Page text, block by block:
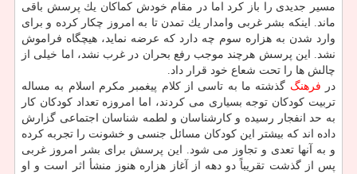
مسیر جدیدی را باز كرد اما در مقام خودش كماكان یك پرسش باقی
ماند. اینكه بشر غربی وامدار یك تمدن تا به امروز چكار كرده و برای
وارد شدن به هزاره سوم چه دارد كه عرضه نماید، هیچگاه فراموش
نشد. این پرسش هرچند موجب رفع بحران در غرب نشد، اما خیلی از
چالش ها را تحت شعاع خود قرار داد.
در فرهنگ گذشته ما به تاسی از كلام پیغمبر مكرم اسلام به مساله
تربیت كودكان توجه بسیاری می كردند، اما امروزه تعداد كودكان كار
به حد انفجار رسیده و كارشناسان و لطمه شناسان اجتماعی گزارش
داده اند كه بیشتر این كودكان مسائل جنسی و خشونت را تجربه كرده
و به آنها تعدی و تجاوز می شود. این پرسش برای بشر امروز غربی
پس از گذشت تقریباً دو دهه از آغاز هزاره هنوز منشأ اثر است و او